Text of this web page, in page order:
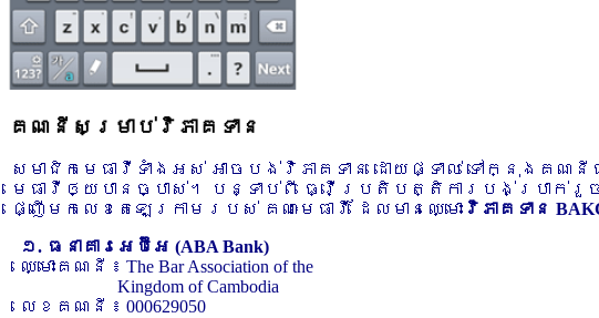
គណនីសម្រាប់វិភាគទាន
សមាជិកមេធាវីទាំងអស់ អាចបង់វិភាគទាន ដោយផ្ទាល់ ទៅក្នុងគណ
មេធាវីឲ្យបានច្បាស់។ បន្ទាប់ពី ធ្វើប្រតិបត្តិការបង់ប្រាក់
ផ្ញើមកលេខតេឡេក្រាមរបស់ គណៈមេធាវី ដែលមានឈ្មោះ វិភាគទាន
១. ធនាគារអេប៊ីអេ (ABA Bank)
ឈ្មោះគណនី ៖ The Bar Association of the
Kingdom of Cambodia
លេខគណនី ៖ 000629050